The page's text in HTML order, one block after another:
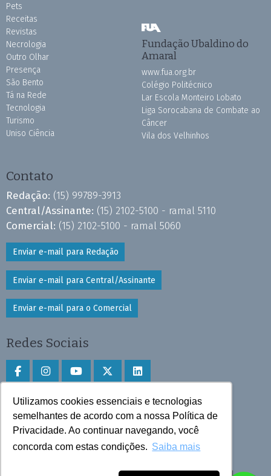
Utilizamos cookies essenciais e tecnologias
semelhantes de acordo com a nossa Política de
Privacidade. Ao continuar navegando, você
concorda com estas condições. Saiba mais
Pets
Receitas
Revistas
Necrologia
Outro Olhar
Presença
São Bento
Tá na Rede
Tecnologia
Turismo
Uniso Ciência
Fundação Ubaldino do
Amaral
www.fua.org.br
Colégio Politécnico
Lar Escola Monteiro Lobato
Liga Sorocabana de Combate ao
Câncer
Vila dos Velhinhos
Contato
Redação: (15) 99789-3913
Central/Assinante: (15) 2102-5100 - ramal 5110
Comercial: (15) 2102-5100 - ramal 5060
Enviar e-mail para Redação
Enviar e-mail para Central/Assinante
Enviar e-mail para o Comercial
Redes Sociais
Faça download do aplicativo
Play Store e App Store